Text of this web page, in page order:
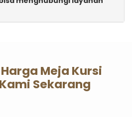
Meja Kursi
Sekarang